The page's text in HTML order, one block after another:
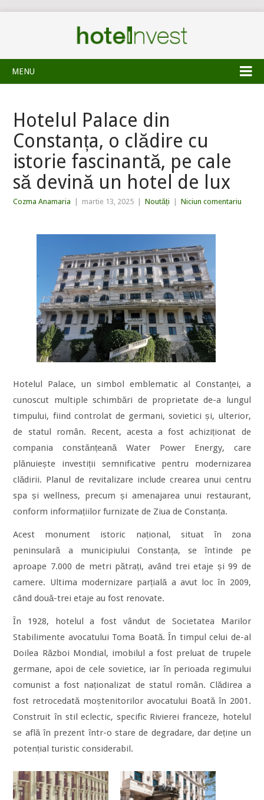
MENU
Hotelul Palace din
Constanța, o clădire cu
istorie fascinantă, pe cale
să devină un hotel de lux
Cozma Anamaria martie 13, 2025 Noutăți Niciun comentariu
Hotelul Palace, un simbol emblematic al Constanței, a
cunoscut multiple schimbări de proprietate de-a lungul
timpului, fiind controlat de germani, sovietici și, ulterior,
de statul român. Recent, acesta a fost achiziționat de
compania constănțeană Water Power Energy, care
plănuiește investiții semnificative pentru modernizarea
clădirii. Planul de revitalizare include crearea unui centru
spa și wellness, precum și amenajarea unui restaurant,
conform informațiilor furnizate de Ziua de Constanța.
Acest monument istoric național, situat în zona
peninsulară a municipiului Constanța, se întinde pe
aproape 7.000 de metri pătrați, având trei etaje și 99 de
camere. Ultima modernizare parțială a avut loc în 2009,
când două-trei etaje au fost renovate.
În 1928, hotelul a fost vândut de Societatea Marilor
Stabilimente avocatului Toma Boată. În timpul celui de-al
Doilea Război Mondial, imobilul a fost preluat de trupele
germane, apoi de cele sovietice, iar în perioada regimului
comunist a fost naționalizat de statul român. Clădirea a
fost retrocedată moștenitorilor avocatului Boată în 2001.
Construit în stil eclectic, specific Rivierei franceze, hotelul
se află în prezent într-o stare de degradare, dar deține un
potențial turistic considerabil.